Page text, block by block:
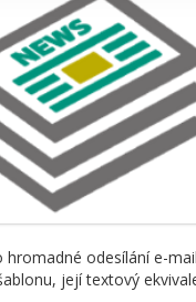
hromadné odesílání e-
její textový